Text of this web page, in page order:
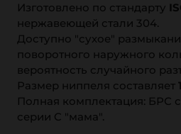
Изготовлено по стандарту
нержавеющей стали 304.
Доступно "сухое"
поворотного наружного
вероятность случайного
Размер ниппеля составляет
Полная комплектация: БРС
серии C "мама".